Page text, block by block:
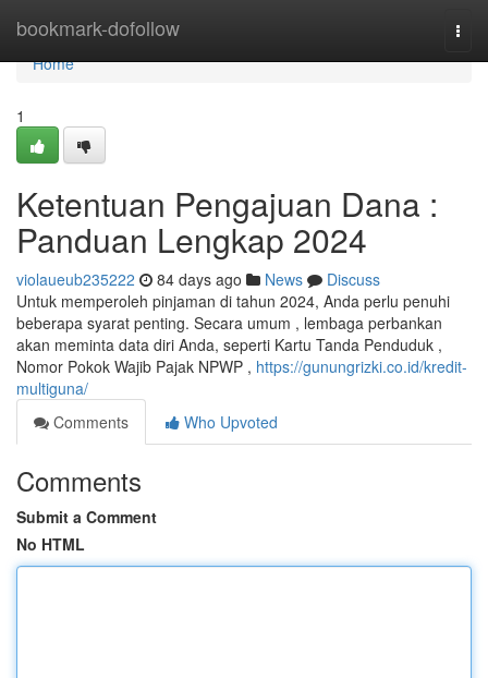
bookmark-dofollow
Home
Home
1
Ketentuan Pengajuan Dana :
Panduan Lengkap 2024
violaueub235222 84 days ago News
Discuss
Untuk memperoleh pinjaman di tahun 2024, Anda perlu penuhi
beberapa syarat penting. Secara umum , lembaga perbankan
akan meminta data diri Anda, seperti Kartu Tanda Penduduk ,
Nomor Pokok Wajib Pajak NPWP , https://gunungrizki.co.id/kredit-
multiguna/
Comments
Who Upvoted
Comments
Submit a Comment
No HTML